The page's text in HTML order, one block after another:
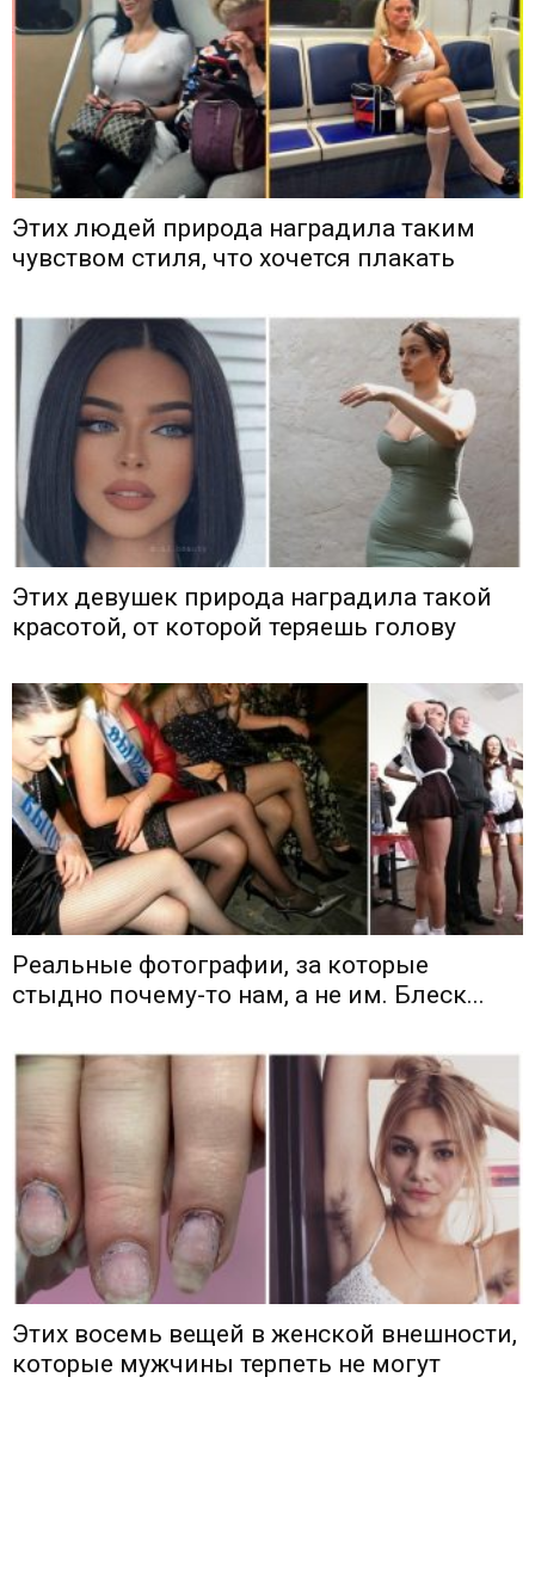
Этих людей природа наградила таким
чувством стиля, что хочется плакать
Этих девушек природа наградила такой
красотой, от которой теряешь голову
Реальные фотографии, за которые
стыдно почему-то нам, а не им. Блеск...
Этих восемь вещей в женской внешности,
которые мужчины терпеть не могут